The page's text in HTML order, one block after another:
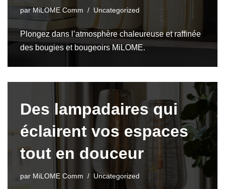
parMiLOME Comm Uncategorized
Plongez dans l’atmosphère chaleureuse et raffinée
des bougies et bougeoirs MiLOME.
Des lampadaires qui
éclairent vos espaces
tout en douceur
par MiLOME Comm Uncategorized